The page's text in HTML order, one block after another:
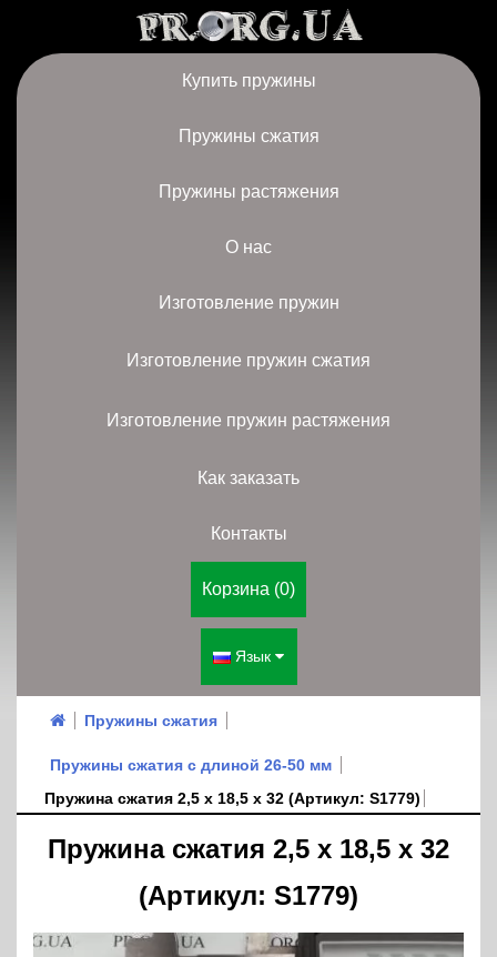
Купить пружины
Пружины сжатия
Пружины растяжения
О нас
Изготовление пружин
Изготовление пружин сжатия
Изготовление пружин растяжения
Как заказать
Контакты
Корзина (0)
Язык
Пружины сжатия
Пружины сжатия с длиной 26-50 мм
Пружина сжатия 2,5 х 18,5 х 32 (Артикул: S1779)
Пружина сжатия 2,5 х 18,5 х 32
(Артикул: S1779)